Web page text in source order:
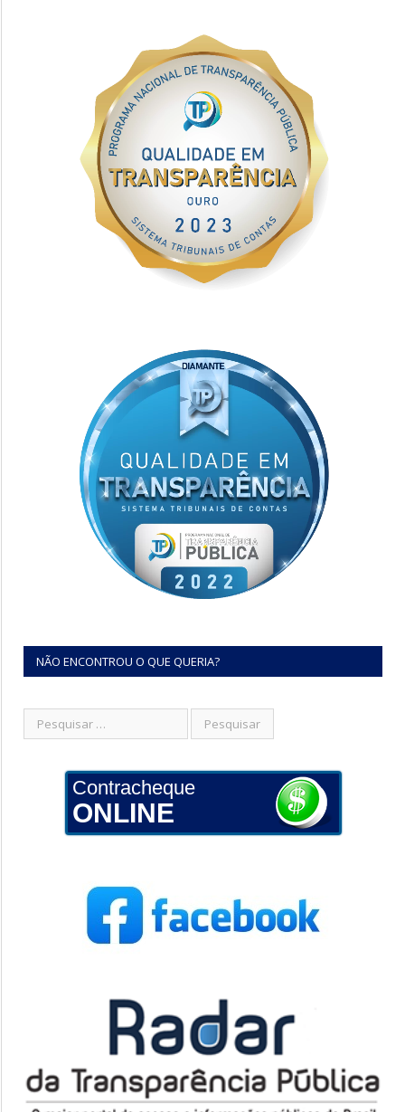
NÃO ENCONTROU O QUE QUERIA?
Contracheque
ONLINE